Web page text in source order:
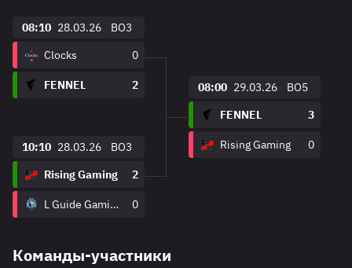
08:10 28.03.26
BO3
Clocks
0
FENNEL 2
10:10 28.03.26
BO3
Rising Gaming
2
L Guide Gaming 0
08:00 29.03.26
BO5
FENNEL
3
Rising Gaming 0
Команды-участники